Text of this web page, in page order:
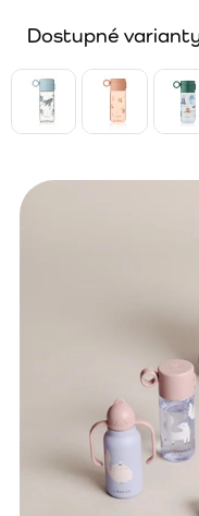
Dostupné